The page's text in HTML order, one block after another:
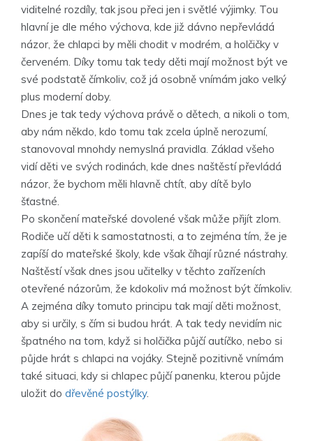
viditelné rozdíly, tak jsou přeci jen i světlé výjimky. Tou
hlavní je dle mého výchova, kde již dávno nepřevládá
názor, že chlapci by měli chodit v modrém, a holčičky v
červeném. Díky tomu tak tedy děti mají možnost být ve
své podstatě čímkoliv, což já osobně vnímám jako velký
plus moderní doby.
Dnes je tak tedy výchova právě o dětech, a nikoli o tom,
aby nám někdo, kdo tomu tak zcela úplně nerozumí,
stanovoval mnohdy nemyslná pravidla. Základ všeho
vidí děti ve svých rodinách, kde dnes naštěstí převládá
názor, že bychom měli hlavně chtít, aby dítě bylo
šťastné.
Po skončení mateřské dovolené však může přijít zlom.
Rodiče učí děti k samostatnosti, a to zejména tím, že je
zapíší do mateřské školy, kde však číhají různé nástrahy.
Naštěstí však dnes jsou učitelky v těchto zařízeních
otevřené názorům, že kdokoliv má možnost být čímkoliv.
A zejména díky tomuto principu tak mají děti možnost,
aby si určily, s čím si budou hrát. A tak tedy nevidím nic
špatného na tom, když si holčička půjčí autíčko, nebo si
půjde hrát s chlapci na vojáky. Stejně pozitivně vnímám
také situaci, kdy si chlapec půjčí panenku, kterou půjde
uložit do dřevěné postýlky.